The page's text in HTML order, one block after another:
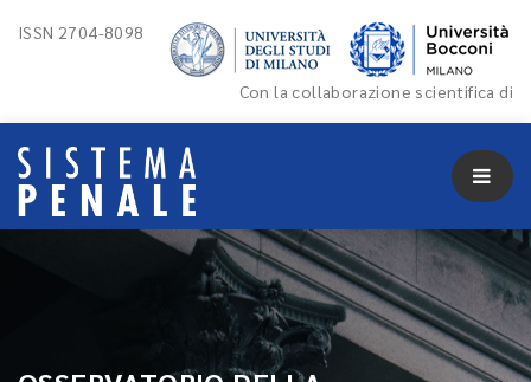
ISSN 2704-8098
Con la collaborazione scientifica di